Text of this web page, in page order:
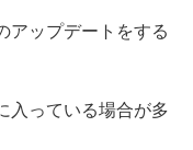
アップデートをする
入っている場合が多